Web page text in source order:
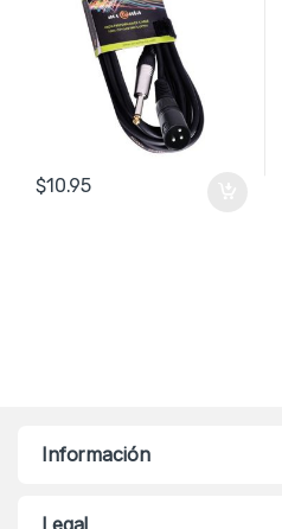
$10.95
Información
Legal